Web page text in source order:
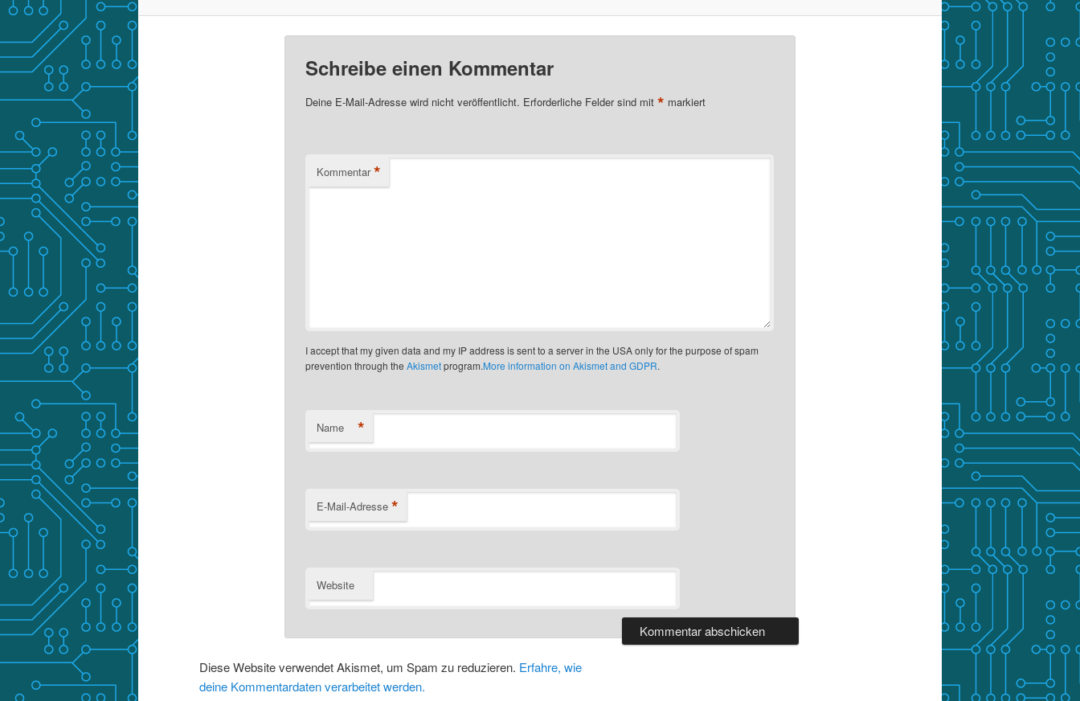
Schreibe einen Kommentar
Deine E-Mail-Adresse wird nicht veröffentlicht. Erforderliche Felder sind mit * markiert
Kommentar *
I accept that my given data and my IP address is sent to a server in the USA only for the purpose of spam
prevention through the Akismetprogram.More information on Akismet and GDPR.
Name *
E-Mail-Adresse *
Website
Diese Website verwendet Akismet, um Spam zu reduzieren. Erfahre, wie
deine Kommentardaten verarbeitet werden.